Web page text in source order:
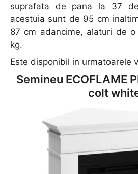
suprafata de pana la 37
acestuia sunt de 95 cm
87 cm adancime, alaturi de
kg.
Este disponibil in urmatoarele
Semineu ECOFLAME
colt